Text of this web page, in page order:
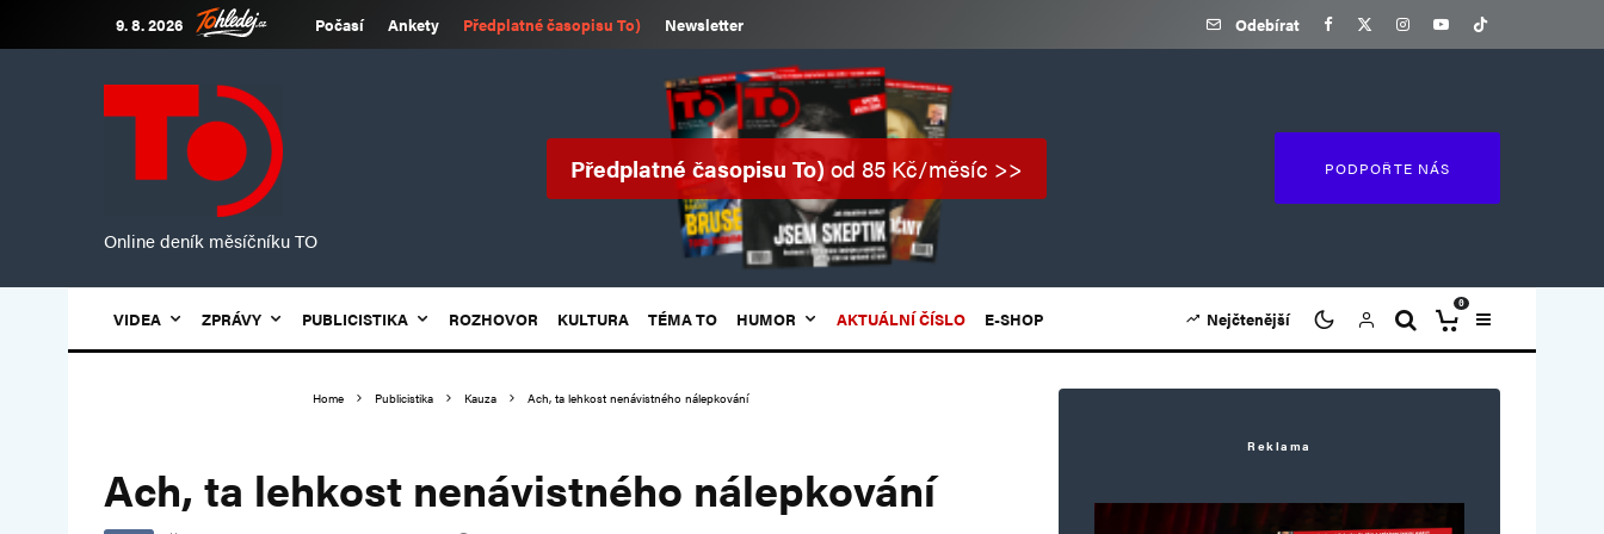
9. 8. 2026 Počasí Ankety Předplatné časopisu To) Newsletter Odebírat
Online deník měsíčníku TO
Předplatné časopisu To)od 85 Kč/měsíc >> PODPOŘTE NÁS
VIDEA ZPRÁVY PUBLICISTIKA ROZHOVOR KULTURA TÉMA TO HUMOR AKTUÁLNÍ ČÍSLO E-SHOP Nejčtenější
0
Home Publicistika Kauza Ach, ta lehkost nenávistného nálepkování
Ach, ta lehkost nenávistného nálepkování
Reklama